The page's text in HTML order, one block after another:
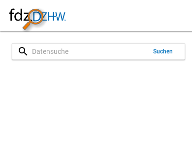
search Suchen